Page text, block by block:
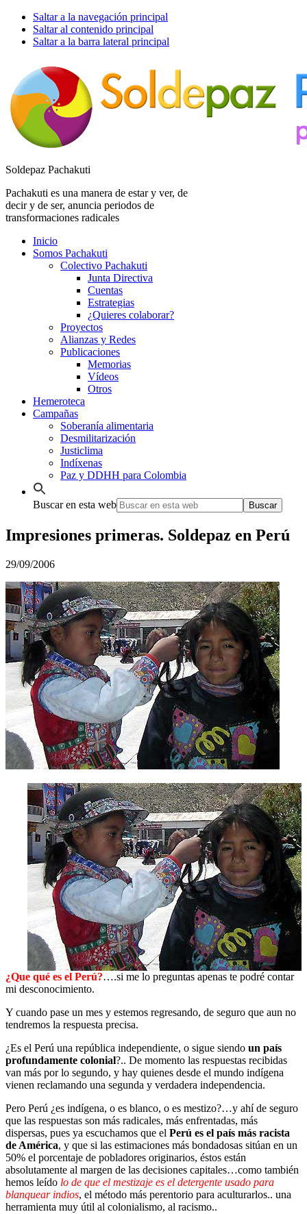
Saltar a la navegación principal
Saltar al contenido principal
Saltar a la barra lateral principal
Soldepaz Pachakuti
Pachakuti es una manera de estar y ver, de
decir y de ser, anuncia periodos de
transformaciones radicales
Inicio
Somos Pachakuti
Colectivo Pachakuti
Junta Directiva
Cuentas
Estrategias
¿Quieres colaborar?
Proyectos
Alianzas y Redes
Publicaciones
Memorias
Vídeos
Otros
Hemeroteca
Campañas
Soberanía alimentaria
Desmilitarización
Justiclima
Indíxenas
Paz y DDHH para Colombia
Buscar en esta web
Impresiones primeras. Soldepaz en Perú
29/09/2006
¿Que qué es el Perú?….si me lo preguntas apenas te podré contar
mi desconocimiento.
Y cuando pase un mes y estemos regresando, de seguro que aun no
tendremos la respuesta precisa.
¿Es el Perú una república independiente, o sigue siendo un país
profundamente colonial?.. De momento las respuestas recibidas
van más por lo segundo, y hay quienes desde el mundo indígena
vienen reclamando una segunda y verdadera independencia.
Pero Perú ¿es indígena, o es blanco, o es mestizo?…y ahí de seguro
que las respuestas son más radicales, más enfrentadas, más
dispersas, pues ya escuchamos que el Perú es el país más racista
de América, y que si las estimaciones más bondadosas sitúan en un
50% el porcentaje de pobladores originarios, éstos están
absolutamente al margen de las decisiones capitales…como también
hemos leído lo de que el mestizaje es el detergente usado para
blanquear indios, el método más perentorio para aculturarlos.. una
herramienta muy útil al colonialismo, al racismo..